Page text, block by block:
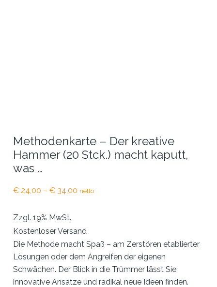
Methodenkarte – Der kreative
Hammer (20 Stck.) macht kaputt,
was …
€ 24,00 –€ 34,00 Preisspanne:
netto
Zzgl. 19% MwSt.
Kostenloser Versand
Die Methode macht Spaß – am Zerstören etablierter
Lösungen oder dem Angreifen der eigenen
Schwächen. Der Blick in die Trümmer lässt Sie
innovative Ansätze und radikal neue Ideen finden.